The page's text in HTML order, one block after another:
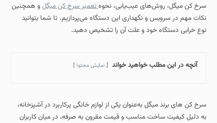
سرخ‌ کن میگل، روش‌های عیب‌یابی، نحوهتعمیر سرخ کن میگلو همچنین
نکات مهم در سرویس و نگهداری این دستگاه می‌پردازیم. تا شما بتوانید
نوع خرابی دستگاه خود و علت آن را تشخیص دهید.
آنچه در این مطلب خواهید خواند نمایش محتوا
سرخ‌ کن‌ های برند میگل به‌عنوان یکی از لوازم خانگی پرکاربرد در آشپزخانه،
به دلیل کیفیت ساخت مناسب و قیمت مقرون‌ به‌ صرفه، در میان کاربران